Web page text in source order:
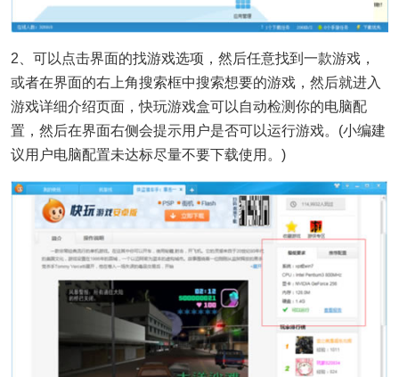
2、可以点击界面的找游戏选项，然后任意找到一款游戏，
或者在界面的右上角搜索框中搜索想要的游戏，然后就进入
游戏详细介绍页面，快玩游戏盒可以自动检测你的电脑配
置，然后在界面右侧会提示用户是否可以运行游戏。(小编建
议用户电脑配置未达标尽量不要下载使用。)